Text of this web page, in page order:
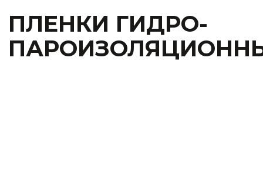
ГЛАВНАЯ
КАТАЛОГ ПОКУПАТЕЛЮ